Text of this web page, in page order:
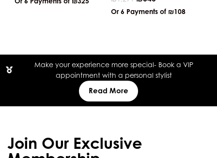
Or 6 Payments of ₪108
Make your experience more special- Book a VIP
appointment with a personal stylist
Read More
Join Our Exclusive